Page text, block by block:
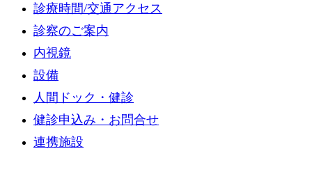
診療時間/交通アクセス
診察のご案内
内視鏡
設備
人間ドック・健診
健診申込み・お問合せ
連携施設